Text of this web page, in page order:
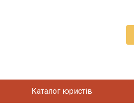
Каталог юристів